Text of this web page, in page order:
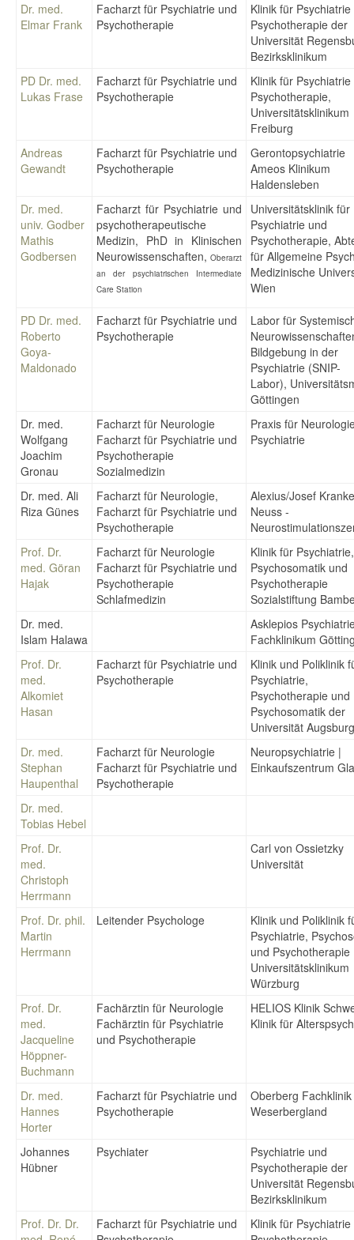
Dr. med.
Elmar Frank
Facharzt für Psychiatrie und
Psychotherapie
Klinik für
Psychotherapie der
Universität
Bezirksklinikum
PD Dr. med.
Lukas Frase
Facharzt für Psychiatrie und
Psychotherapie
Klinik für
Psychotherapie,
Universitätsklinikum
Freiburg
Andreas
Gewandt
Facharzt für Psychiatrie und
Psychotherapie
Gerontopsychiatrie
Ameos Klinikum
Haldensleben
Dr. med.
univ. Godber
Mathis
Godbersen
Facharzt für Psychiatrie und
psychotherapeutische
Medizin, PhD in Klinischen
Neurowissenschaften, Oberarzt
an der psychiatrischen Intermediate
Care Station
Universitätsklinik für
Psychiatrie und
Psychotherapie,
für Allgemeine
Medizinische
Wien
PD Dr. med.
Roberto
Goya-
Maldonado
Facharzt für Psychiatrie und
Psychotherapie
Labor für
Bildgebung in der
Psychiatrie (SNIP-
Labor),
Göttingen
Dr. med.
Wolfgang
Joachim
Gronau
Facharzt für Neurologie
Facharzt für Psychiatrie und
Psychotherapie
Sozialmedizin
Praxis für
Psychiatrie
Dr. med. Ali
Riza Günes
Facharzt für Neurologie,
Facharzt für Psychiatrie und
Psychotherapie
Alexius/Josef
Neuss -
Prof. Dr.
med. Göran
Hajak
Facharzt für Neurologie
Facharzt für Psychiatrie und
Psychotherapie
Schlafmedizin
Klinik für Psychiatrie,
Psychosomatik und
Psychotherapie
Sozialstiftung
Dr. med.
Islam Halawa
Asklepios
Fachklinikum
Prof. Dr.
med.
Alkomiet
Hasan
Facharzt für Psychiatrie und
Psychotherapie
Klinik und Poliklinik
Psychiatrie,
Psychotherapie und
Psychosomatik der
Universität Augsburg
Dr. med.
Stephan
Haupenthal
Facharzt für Neurologie
Facharzt für Psychiatrie und
Psychotherapie
Neuropsychiatrie |
Einkaufszentrum
Dr. med.
Tobias Hebel
Prof. Dr.
med.
Christoph
Herrmann
Carl von Ossietzky
Universität
Prof. Dr. phil.
Martin
Herrmann
Leitender Psychologe
Klinik und Poliklinik
Psychiatrie,
und Psychotherapie
Universitätsklinikum
Würzburg
Prof. Dr.
med.
Jacqueline
Höppner-
Buchmann
Fachärztin für Neurologie
Fachärztin für Psychiatrie
und Psychotherapie
HELIOS Klinik
Klinik für
Dr. med.
Hannes
Horter
Facharzt für Psychiatrie und
Psychotherapie
Oberberg Fachklinik
Weserbergland
Johannes
Hübner
Psychiater
Psychiatrie und
Psychotherapie der
Universität
Bezirksklinikum
Prof. Dr. Dr.
Facharzt für Psychiatrie und
Klinik für